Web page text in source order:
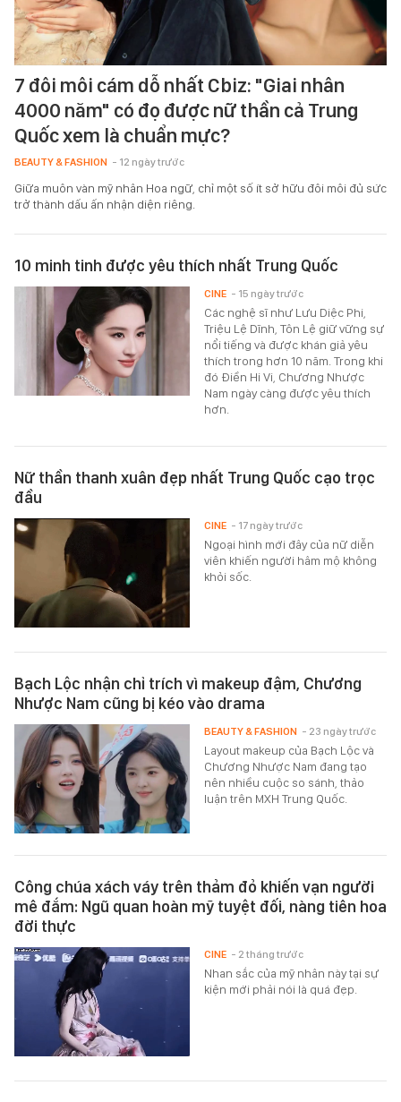
7 đôi môi cám dỗ nhất Cbiz: "Giai nhân
4000 năm" có đọ được nữ thần cả Trung
Quốc xem là chuẩn mực?
BEAUTY & FASHION - 12 ngày trước
Giữa muôn vàn mỹ nhân Hoa ngữ, chỉ một số ít sở hữu đôi môi đủ sức
trở thành dấu ấn nhận diện riêng.
10 minh tinh được yêu thích nhất Trung Quốc
Các nghệ sĩ như Lưu Diệc Phi,
Triệu Lệ Dĩnh, Tôn Lệ giữ vững sự
nổi tiếng và được khán giả yêu
thích trong hơn 10 năm. Trong khi
đó Điền Hi Vi, Chương Nhược
Nam ngày càng được yêu thích
hơn.
CINE - 15 ngày trước
Nữ thần thanh xuân đẹp nhất Trung Quốc cạo trọc
đầu
Ngoại hình mới đây của nữ diễn
viên khiến người hâm mộ không
khỏi sốc.
CINE - 17 ngày trước
Bạch Lộc nhận chỉ trích vì makeup đậm, Chương
Nhược Nam cũng bị kéo vào drama
Layout makeup của Bạch Lộc và
Chương Nhược Nam đang tạo
nên nhiều cuộc so sánh, thảo
luận trên MXH Trung Quốc.
BEAUTY & FASHION - 23 ngày trước
Công chúa xách váy trên thảm đỏ khiến vạn người
mê đắm: Ngũ quan hoàn mỹ tuyệt đối, nàng tiên hoa
đời thực
Nhan sắc của mỹ nhân này tại sự
kiện mới phải nói là quá đẹp.
CINE - 2 tháng trước